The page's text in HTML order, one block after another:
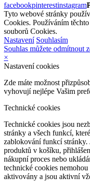
facebookpinterestinstagram
Tyto webové stránky
Cookies. Používáním
souborů Cookies.
Nastavení Souhlasím
Souhlas můžete odmítnout
×
Nastavení cookies
Zde máte možnost
vyhovují nejlépe Vašim
Technické cookies
Technické cookies jsou
stránky a všech funkcí,
zablokování funkcí stránky.
produktů v košíku,
nákupní proces nebo
technické cookies
aktivovány a jsou aktivní